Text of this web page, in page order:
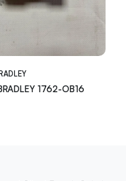
1762-OB16